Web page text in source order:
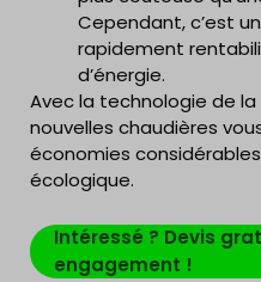
Cependant, c’est
rapidement
d’énergie.
Avec la technologie de
nouvelles chaudières
économies
écologique.
Intéressé ? Devis
engagement !